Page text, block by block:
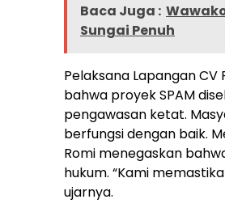
Baca Juga :
Sungai Penuh
Pelaksana Lapangan
bahwa proyek SPAM
pengawasan ketat.
berfungsi dengan baik.
Romi menegaskan
hukum. “Kami
ujarnya.